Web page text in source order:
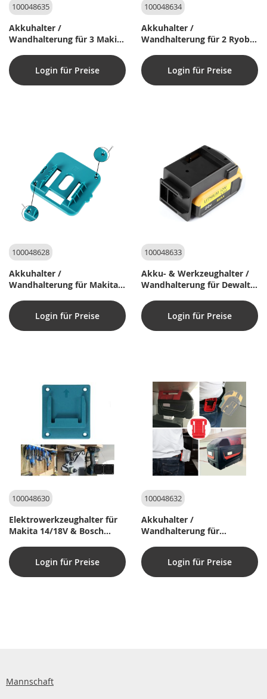
100048635
Akkuhalter /
Wandhalterung für 3 Makita
Login für Preise
100048634
Akkuhalter /
Wandhalterung für 2 Ryobi-
Login für Preise
100048628
Akkuhalter /
Wandhalterung für Makita
Login für Preise
100048633
Akku- & Werkzeughalter /
Wandhalterung für Dewalt
Login für Preise
100048630
Elektrowerkzeughalter für
Makita 14/18V & Bosch
Akkumaschinen (1 Stück)
Login für Preise
100048632
Akkuhalter /
Wandhalterung für
Login für Preise
Mannschaft